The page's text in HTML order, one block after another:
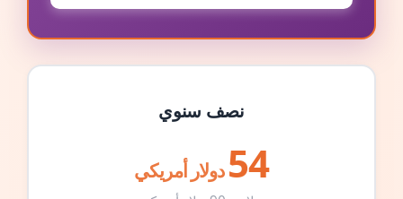
نصف سنوي
54 دولار أمريكي